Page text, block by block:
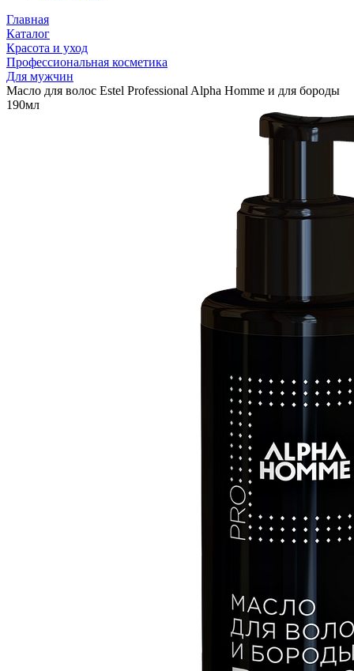
Главная
Каталог
Красота и уход
Профессиональная косметика
Для мужчин
Масло для волос Estel Professional Alpha Homme и для бороды
190мл